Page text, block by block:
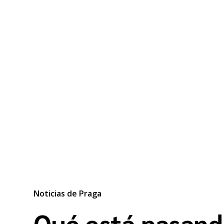
Noticias de Praga